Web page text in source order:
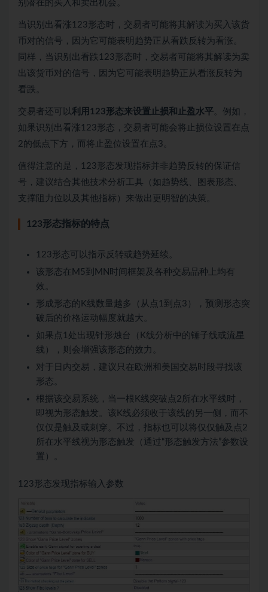
别潜在的买入和卖出机会。
当识别出看涨123形态时，交易者可能将其解读为买入该货
币对的信号，因为它可能表明趋势正从看跌反转为看涨。
同样，当识别出看跌123形态时，交易者可能将其解读为卖
出该货币对的信号，因为它可能表明趋势正从看涨反转为
看跌。
交易者还可以利用123形态来设置止损和止盈水平 。例如，
如果识别出看涨123形态，交易者可能会将止损位设置在点
2的低点下方，而将止盈位设置在点3。
值得注意的是，123形态发现指标并非趋势反转的保证信
号，建议结合其他技术分析工具（如趋势线、图表形态、
支撑阻力位以及其他指标）来做出更明智的决策。
123形态指标的特点
123形态可以指示反转或趋势延续。
该形态在M5到MN时间框架及各种交易品种上均有
效。
形成形态的K线数量越多（从点1到点3），预测形态突
破后的价格运动幅度就越大。
如果点1处出现针形烛台（K线分析中的锤子线或流星
线），则会增强该形态的效力。
对于日内交易，建议只在欧洲和美国交易时段寻找该
形态。
根据该交易系统，当一根K线突破点2所在水平线时，
即视为形态触发。该K线必须收于该线的另一侧，而不
仅仅是触及或刺穿。不过，指标也可以将仅仅触及点2
所在水平线视为形态触发（通过“形态触发方法”参数设
置）。
123形态发现指标输入参数